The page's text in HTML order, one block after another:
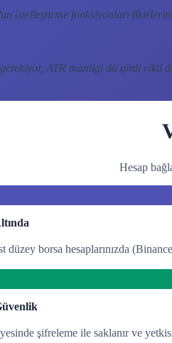
özelleştirme fonksiyonları
ATR mantigi da girdi cikti
Hesap
düzey borsa hesaplarınızda
şifreleme ile saklanır ve